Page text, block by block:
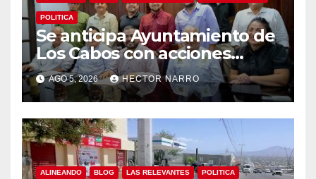
POLITICA
Se anticipa Ayuntamiento de
Los Cabos con acciones
preventivas ante lluvias en el
centro histórico
AGO 5, 2026 HECTOR NARRO
ALINEANDO BLOG LAS RELEVANTES POLITICA